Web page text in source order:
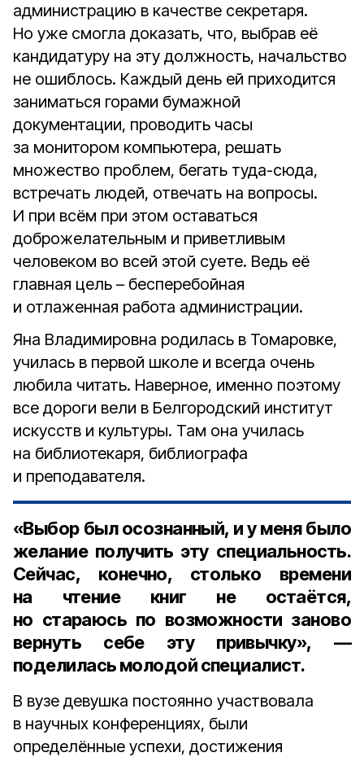
администрацию в качестве секретаря.
Но уже смогла доказать, что, выбрав её
кандидатуру на эту должность, начальство
не ошиблось. Каждый день ей приходится
заниматься горами бумажной
документации, проводить часы
за монитором компьютера, решать
множество проблем, бегать туда-сюда,
встречать людей, отвечать на вопросы.
И при всём при этом оставаться
доброжелательным и приветливым
человеком во всей этой суете. Ведь её
главная цель – бесперебойная
и отлаженная работа администрации.
Яна Владимировна родилась в Томаровке,
училась в первой школе и всегда очень
любила читать. Наверное, именно поэтому
все дороги вели в Белгородский институт
искусств и культуры. Там она училась
на библиотекаря, библиографа
и преподавателя.
«Выбор был осознанный, и у меня было
желание получить эту специальность.
Сейчас, конечно, столько времени
на чтение книг не остаётся,
но стараюсь по возможности заново
вернуть себе эту привычку», —
поделилась молодой специалист.
В вузе девушка постоянно участвовала
в научных конференциях, были
определённые успехи, достижения